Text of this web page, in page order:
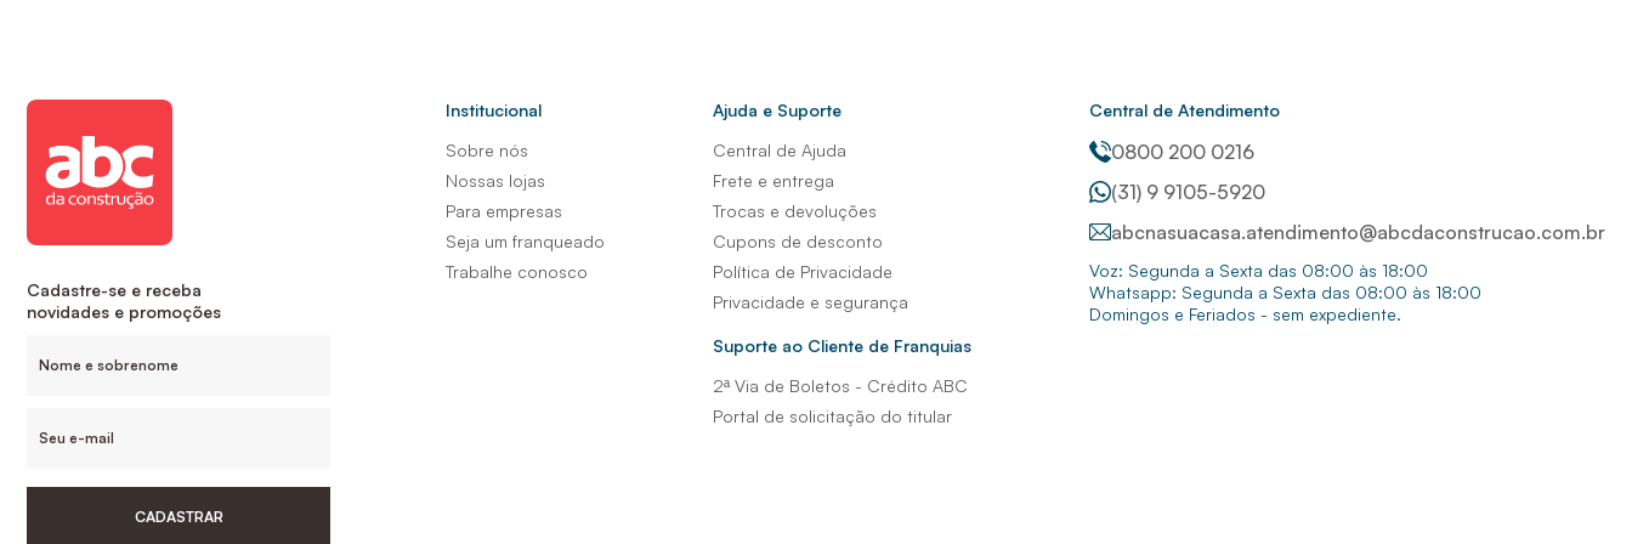
Cadastre-se e receba
novidades e promoções
CADASTRAR
Institucional
Sobre nós
Nossas lojas
Para empresas
Seja um franqueado
Trabalhe conosco
Ajuda e Suporte
Central de Ajuda
Frete e entrega
Trocas e devoluções
Cupons de desconto
Política de Privacidade
Privacidade e segurança
Suporte ao Cliente de Franquias
2ª Via de Boletos - Crédito ABC
Portal de solicitação do titular
Central de Atendimento
0800 200 0216
(31) 9 9105-5920
abcnasuacasa.atendimento@abcdaconstrucao.com.br
Voz: Segunda a Sexta das 08:00 às 18:00
Whatsapp: Segunda a Sexta das 08:00 às 18:00
Domingos e Feriados - sem expediente.